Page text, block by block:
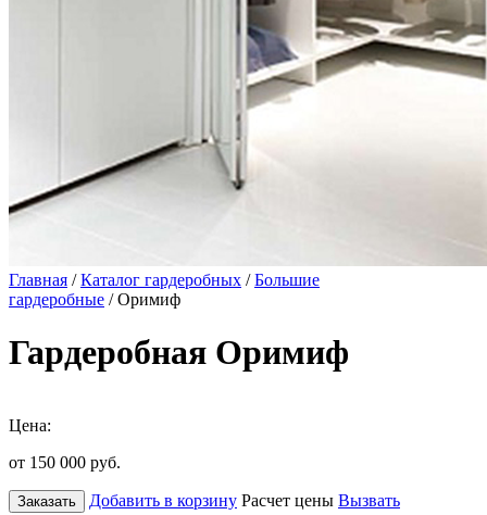
Главная /Каталог гардеробных /Большие
гардеробные / Оримиф
Гардеробная Оримиф
Цена:
от 150 000 руб.
Заказать Добавить в корзину Расчет цены Вызвать